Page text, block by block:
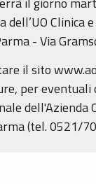
Clinica
- Via
il sito
per
(tel. 0521/